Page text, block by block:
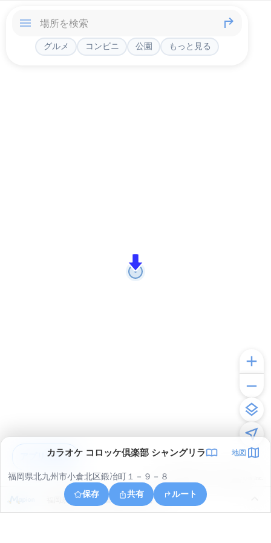
© ONE COMPATH © GeoTechnologies Inc.
グルメ コンビニ 公園 もっと見る
カラオケ コロッケ倶楽部 シャングリラ 地図
福岡県北九州市小倉北区鍛冶町１－９－８
保存
共有 ルート
福岡県北九州市小倉北区砂津３丁目３
アプリで見る